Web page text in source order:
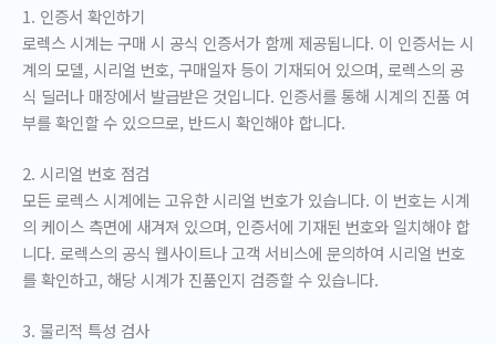
1. 인증서 확인하기
로렉스 시계는 구매 시 공식 인증서가 함께 제공됩니다. 이 인증서는 시
계의 모델, 시리얼 번호, 구매일자 등이 기재되어 있으며, 로렉스의 공
식 딜러나 매장에서 발급받은 것입니다. 인증서를 통해 시계의 진품 여
부를 확인할 수 있으므로, 반드시 확인해야 합니다.
2. 시리얼 번호 점검
모든 로렉스 시계에는 고유한 시리얼 번호가 있습니다. 이 번호는 시계
의 케이스 측면에 새겨져 있으며, 인증서에 기재된 번호와 일치해야 합
니다. 로렉스의 공식 웹사이트나 고객 서비스에 문의하여 시리얼 번호
를 확인하고, 해당 시계가 진품인지 검증할 수 있습니다.
3. 물리적 특성 검사